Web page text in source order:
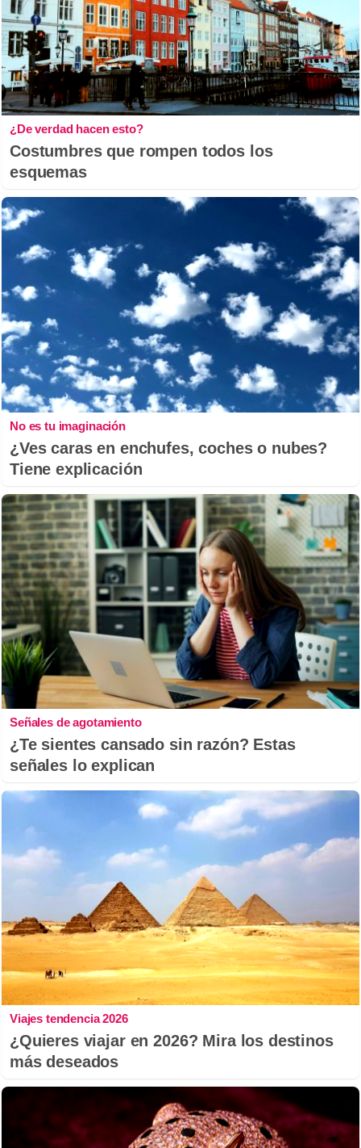
¿De verdad hacen esto?
Costumbres que rompen todos los
esquemas
No es tu imaginación
¿Ves caras en enchufes, coches o nubes?
Tiene explicación
Señales de agotamiento
¿Te sientes cansado sin razón? Estas
señales lo explican
Viajes tendencia 2026
¿Quieres viajar en 2026? Mira los destinos
más deseados